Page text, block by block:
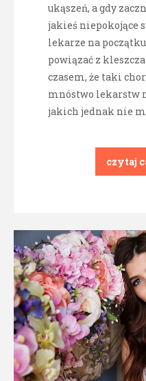
ukąszeń, a gdy
jakieś niepokojące
lekarze na
powiązać z
czasem, że taki
mnóstwo lekarstw
jakich jednak nie
czytaj